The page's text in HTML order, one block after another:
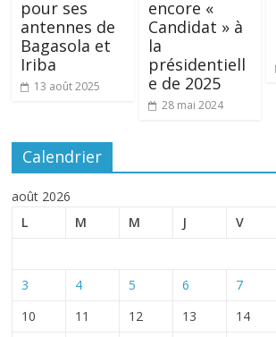
pour ses
antennes de
Bagasola et
Iriba
13 août 2025
encore «
Candidat » à
la
présidentiell
e de 2025
28 mai 2024
Calendrier
août 2026
L
M M J V
3
4 5 6 7
10
11 12 13 14